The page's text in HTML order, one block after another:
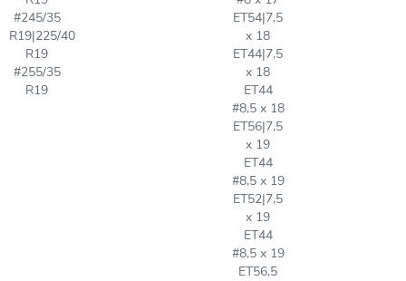
#245/35
R19|225/40
R19
#255/35
R19
ET54|7,5
x 18
ET44|7,5
x 18
ET44
#8,5 x 18
ET56|7,5
x 19
ET44
#8,5 x 19
ET52|7,5
x 19
ET44
#8,5 x 19
ET56,5